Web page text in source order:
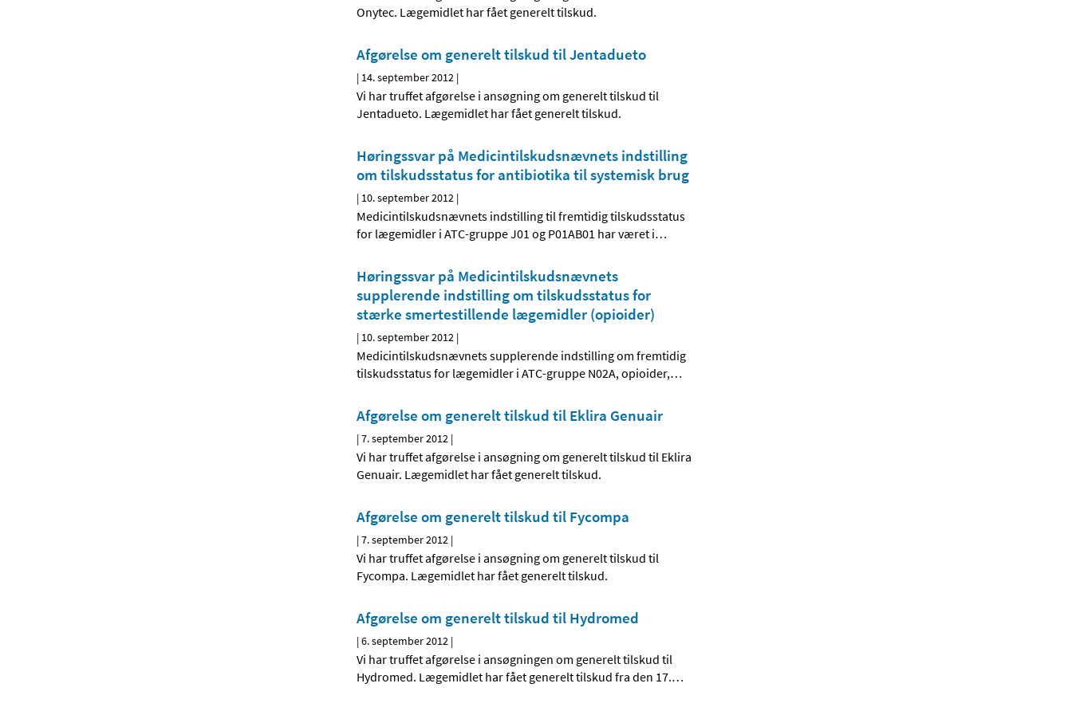
Onytec. Lægemidlet har fået generelt tilskud.
Afgørelse om generelt tilskud til Jentadueto
| 14. september 2012 |
Vi har truffet afgørelse i ansøgning om generelt tilskud til
Jentadueto. Lægemidlet har fået generelt tilskud.
Høringssvar på Medicintilskudsnævnets indstilling
om tilskudsstatus for antibiotika til systemisk brug
| 10. september 2012 |
Medicintilskudsnævnets indstilling til fremtidig tilskudsstatus
for lægemidler i ATC-gruppe J01 og P01AB01 har været i…
Høringssvar på Medicintilskudsnævnets
supplerende indstilling om tilskudsstatus for
stærke smertestillende lægemidler (opioider)
| 10. september 2012 |
Medicintilskudsnævnets supplerende indstilling om fremtidig
tilskudsstatus for lægemidler i ATC-gruppe N02A, opioider,…
Afgørelse om generelt tilskud til Eklira Genuair
|7. september 2012 |
Vi har truffet afgørelse i ansøgning om generelt tilskud til Eklira
Genuair. Lægemidlet har fået generelt tilskud.
Afgørelse om generelt tilskud til Fycompa
|7. september 2012 |
Vi har truffet afgørelse i ansøgning om generelt tilskud til
Fycompa. Lægemidlet har fået generelt tilskud.
Afgørelse om generelt tilskud til Hydromed
|6. september 2012 |
Vi har truffet afgørelse i ansøgningen om generelt tilskud til
Hydromed. Lægemidlet har fået generelt tilskud fra den 17.…